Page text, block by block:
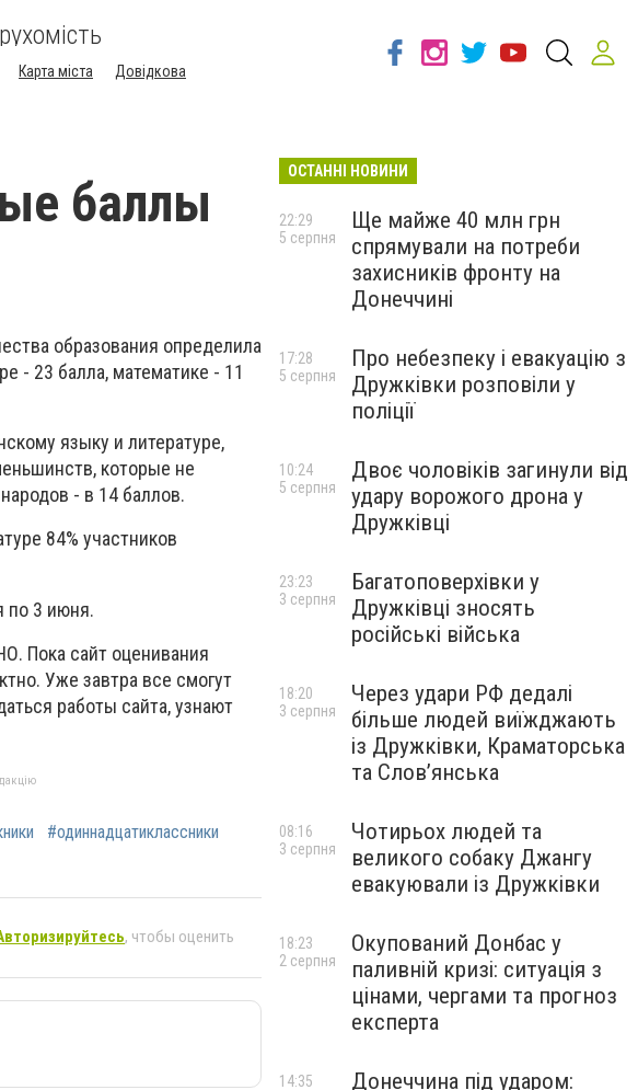
Карта міста Довідкова
баллы
образования определила
- 23 балла, математике - 11
языку и литературе,
которые не
- в 14 баллов.
84% участников
по 3 июня.
Пока сайт оценивания
Уже завтра все смогут
работы сайта, узнают
#одиннадцатиклассники
, чтобы оценить
ОСТАННІ НОВИНИ
Ще майже 40 млн грн
спрямували на потреби
захисників фронту на
Донеччині
22:29
5 серпня
Про небезпеку і евакуацію з
Дружківки розповіли у
поліції
17:28
5 серпня
Двоє чоловіків загинули від
удару ворожого дрона у
Дружківці
10:24
5 серпня
Багатоповерхівки у
Дружківці зносять
російські війська
23:23
3 серпня
Через удари РФ дедалі
більше людей виїжджають
із Дружківки, Краматорська
та Слов’янська
18:20
3 серпня
Чотирьох людей та
великого собаку Джангу
евакуювали із Дружківки
08:16
3 серпня
Окупований Донбас у
паливній кризі: ситуація з
цінами, чергами та прогноз
експерта
18:23
2 серпня
Донеччина під ударом:
14:35